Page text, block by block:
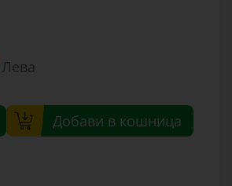
Лева
Добави в кошница